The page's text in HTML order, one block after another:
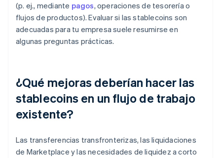
(p. ej., mediante pagos, operaciones de tesorería o
flujos de productos). Evaluar si las stablecoins son
adecuadas para tu empresa suele resumirse en
algunas preguntas prácticas.
¿Qué mejoras deberían hacer las
stablecoins en un flujo de trabajo
existente?
Las transferencias transfronterizas, las liquidaciones
de Marketplace y las necesidades de liquidez a corto